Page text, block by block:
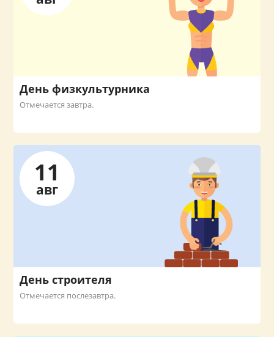
День физкультурника
Отмечается завтра.
11
авг
День строителя
Отмечается послезавтра.